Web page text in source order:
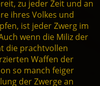
zu jeder Zeit und an
ihres Volkes und
ist jeder Zwerg im
wenn die Miliz der
die prachtvollen
Waffen der
so manch feiger
der Zwerge an